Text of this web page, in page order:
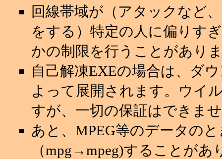
回線帯域が（アタックなど
をする）特定の人に偏りす
かの制限を行うことがあり
自己解凍EXEの場合は、ダ
よって展開されます。ウイ
すが、一切の保証はできま
あと、MPEG等のデータの
（mpg→mpeg)することがあ